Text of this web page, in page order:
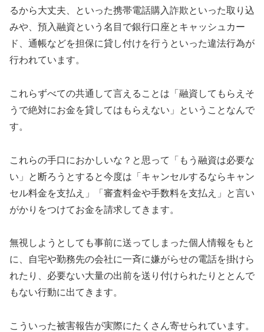
るから大丈夫、といった携帯電話購入詐欺といった取り込
みや、預入融資という名目で銀行口座とキャッシュカー
ド、通帳などを担保に貸し付けを行うといった違法行為が
行われています。
これらずべての共通して言えることは「融資してもらえそ
うで絶対にお金を貸してはもらえない」ということなんで
す。
これらの手口におかしいな？と思って「もう融資は必要な
い」と断ろうとすると今度は「キャンセルするならキャン
セル料金を支払え」「審査料金や手数料を支払え」と言い
がかりをつけてお金を請求してきます。
無視しようとしても事前に送ってしまった個人情報をもと
に、自宅や勤務先の会社に一斉に嫌がらせの電話を掛けら
れたり、必要ない大量の出前を送り付けられたりととんで
もない行動に出てきます。
こういった被害報告が実際にたくさん寄せられています。